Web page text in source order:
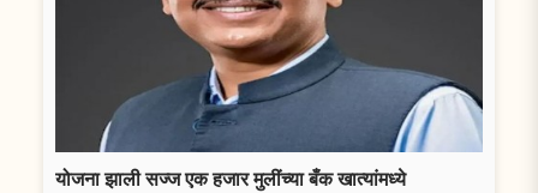
योजना झाली सज्ज एक हजार मुलींच्या बँक खात्यांमध्ये